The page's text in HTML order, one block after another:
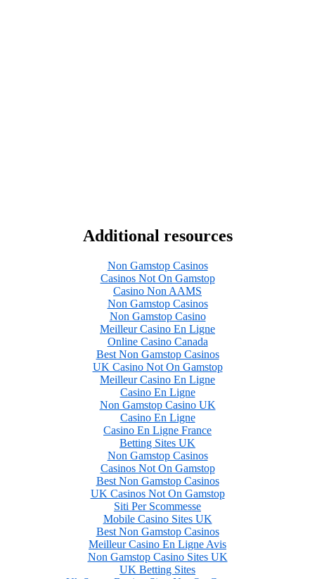
Additional resources
Non Gamstop Casinos
Casinos Not On Gamstop
Casino Non AAMS
Non Gamstop Casinos
Non Gamstop Casino
Meilleur Casino En Ligne
Online Casino Canada
Best Non Gamstop Casinos
UK Casino Not On Gamstop
Meilleur Casino En Ligne
Casino En Ligne
Non Gamstop Casino UK
Casino En Ligne
Casino En Ligne France
Betting Sites UK
Non Gamstop Casinos
Casinos Not On Gamstop
Best Non Gamstop Casinos
UK Casinos Not On Gamstop
Siti Per Scommesse
Mobile Casino Sites UK
Best Non Gamstop Casinos
Meilleur Casino En Ligne Avis
Non Gamstop Casino Sites UK
UK Betting Sites